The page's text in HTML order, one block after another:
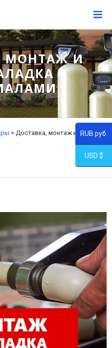
МОНТАЖ И
С
>Доставка, монтаж и RUB руб.
USD $